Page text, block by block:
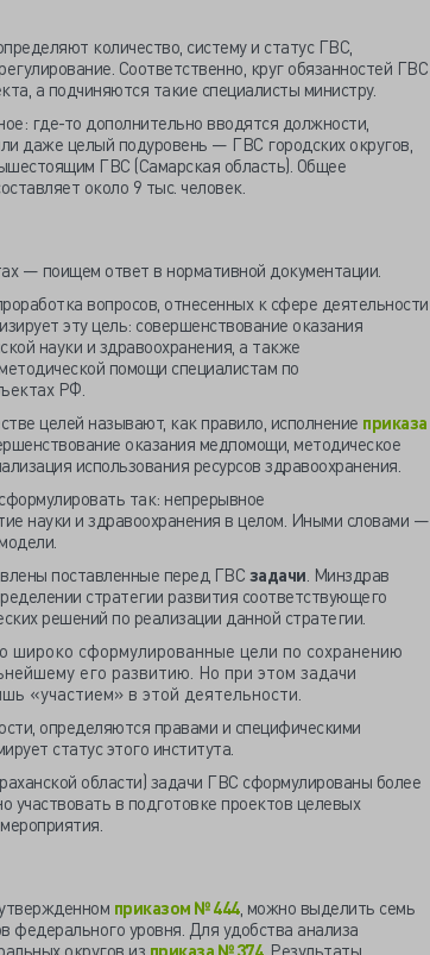
количество, систему и статус ГВС,
Соответственно, круг обязанностей ГВС
а подчиняются такие специалисты министру.
где-то дополнительно вводятся должности,
даже целый подуровень — ГВС городских округов,
ГВС (Самарская область). Общее
около 9 тыс. человек.
— поищем ответ в нормативной документации.
вопросов, отнесенных к сфере деятельности
эту цель: совершенствование оказания
науки и здравоохранения, а также
помощи специалистам по
РФ.
целей называют, как правило, исполнение приказа
оказания медпомощи, методическое
использования ресурсов здравоохранения.
так: непрерывное
науки и здравоохранения в целом. Иными словами —
поставленные перед ГВСзадачи. Минздрав
стратегии развития соответствующего
решений по реализации данной стратегии.
широко сформулированные цели по сохранению
его развитию. Но при этом задачи
«участием» в этой деятельности.
определяются правами и специфическими
статус этого института.
области) задачи ГВС сформулированы более
участвовать в подготовке проектов целевых
приказом № 444, можно выделить семь
федерального уровня. Для удобства анализа
округов из приказа № 374. Результаты